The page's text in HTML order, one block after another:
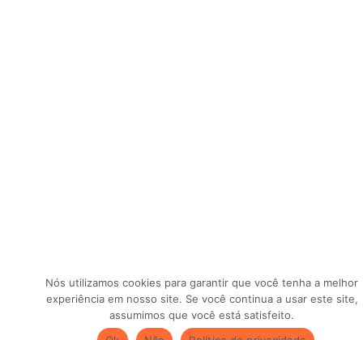
Nós utilizamos cookies para garantir que você tenha a melhor
experiência em nosso site. Se você continua a usar este site,
assumimos que você está satisfeito.